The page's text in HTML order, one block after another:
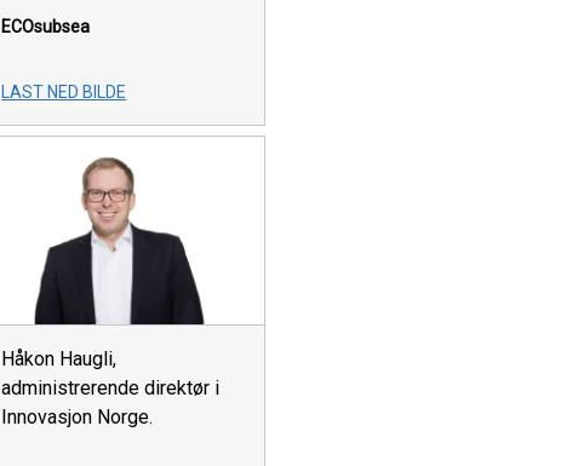
ECOsubsea
LAST NED BILDE
Håkon Haugli,
administrerende direktør i
Innovasjon Norge.